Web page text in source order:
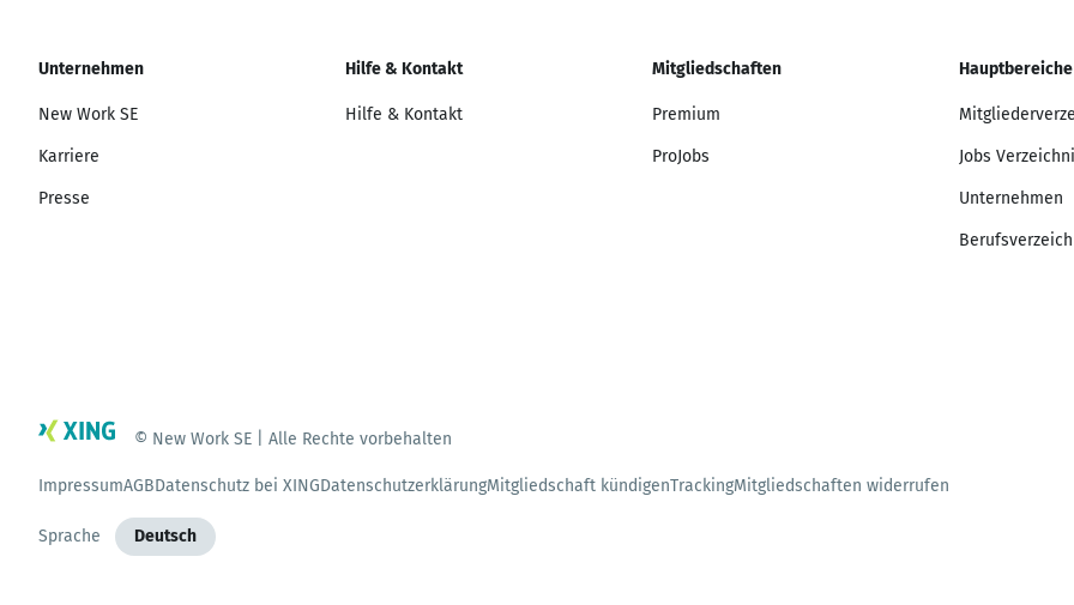
Unternehmen
New Work SE
Karriere
Presse
Hilfe & Kontakt
Hilfe & Kontakt
Mitgliedschaften
Premium
ProJobs
Hauptbereiche
Jobs
Unternehmen
© New Work SE | Alle Rechte vorbehalten
ImpressumAGBDatenschutz bei XINGDatenschutzerklärungMitgliedschaft kündigenTrackingMitgliedschaften widerrufen
Sprache Deutsch